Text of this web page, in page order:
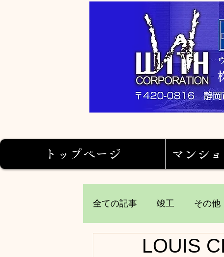
トップページ マンシ
全ての記事 竣工 その他
LOUIS